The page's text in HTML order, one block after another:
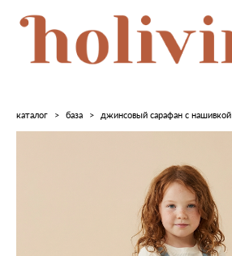
каталог > база > джинсовый сарафан с нашивкой